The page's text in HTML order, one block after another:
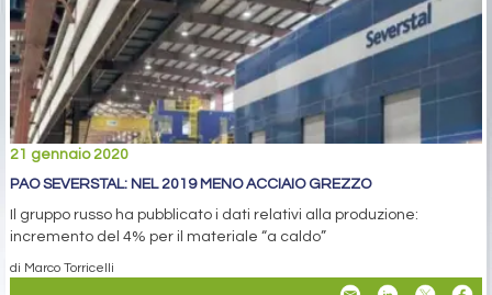
21 gennaio 2020
PAO SEVERSTAL: NEL 2019 MENO ACCIAIO GREZZO
Il gruppo russo ha pubblicato i dati relativi alla produzione:
incremento del 4% per il materiale “a caldo”
di Marco Torricelli